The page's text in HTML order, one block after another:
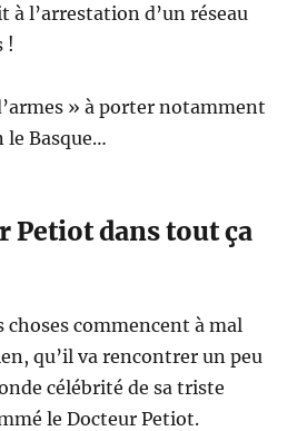
à l’arrestation d’un réseau
!
» à porter notamment
le Basque…
Petiot dans tout ça
choses commencent à mal
qu’il va rencontrer un peu
célébrité de sa triste
le Docteur Petiot.